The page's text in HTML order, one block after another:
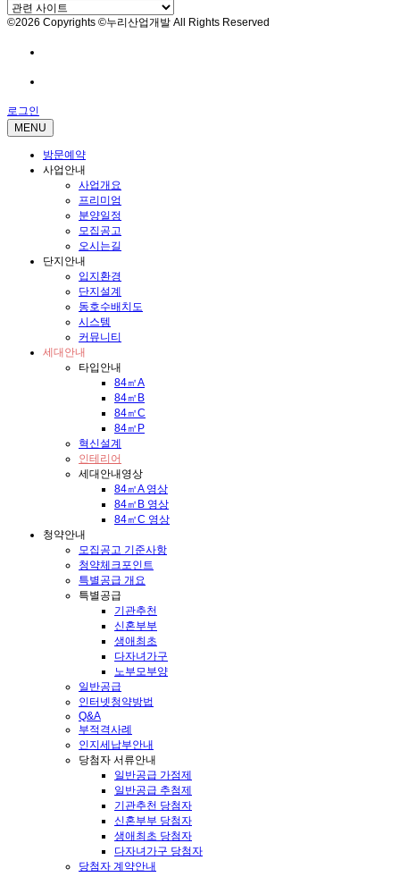
©2026 Copyrights ©누리산업개발 All Rights Reserved
로그인
MENU
방문예약
사업안내
사업개요
프리미엄
분양일정
모집공고
오시는길
단지안내
입지환경
단지설계
동호수배치도
시스템
커뮤니티
세대안내
타입안내
84㎡A
84㎡B
84㎡C
84㎡P
혁신설계
인테리어
세대안내영상
84㎡A 영상
84㎡B 영상
84㎡C 영상
청약안내
모집공고 기준사항
청약체크포인트
특별공급 개요
특별공급
기관추천
신혼부부
생애최초
다자녀가구
노부모부양
일반공급
인터넷청약방법
Q&A
부적격사례
인지세납부안내
당첨자 서류안내
일반공급 가점제
일반공급 추첨제
기관추천 당첨자
신혼부부 당첨자
생애최초 당첨자
다자녀가구 당첨자
당첨자 계약안내